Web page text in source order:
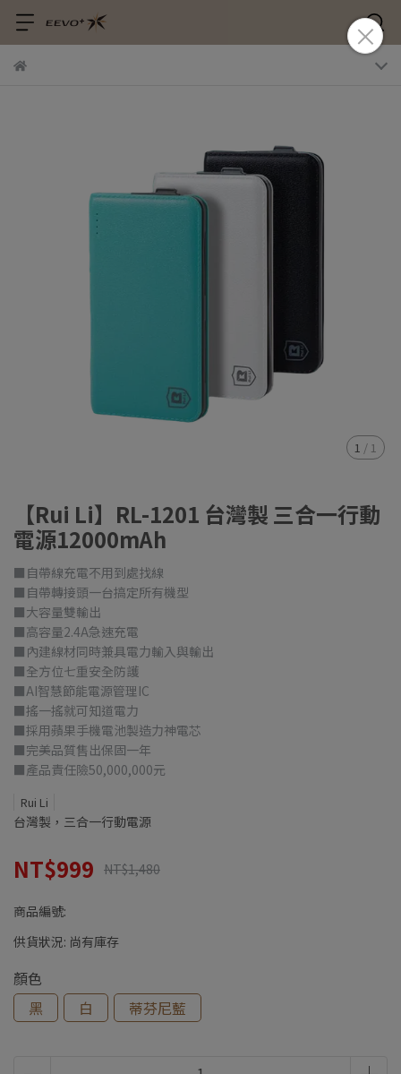
1 / 1
【Rui Li】RL-1201 台灣製 三合一行動
電源12000mAh
■自帶線充電不用到處找線
■自帶轉接頭一台搞定所有機型
■大容量雙輸出
■高容量2.4A急速充電
■內建線材同時兼具電力輸入與輸出
■全方位七重安全防護
■AI智慧節能電源管理IC
■搖一搖就可知道電力
■採用蘋果手機電池製造力神電芯
■完美品質售出保固一年
■產品責任險50,000,000元
Rui Li
台灣製，三合一行動電源
NT$999 NT$1,480
商品編號:
供貨狀況: 尚有庫存
顏色
黑
白 蒂芬尼藍